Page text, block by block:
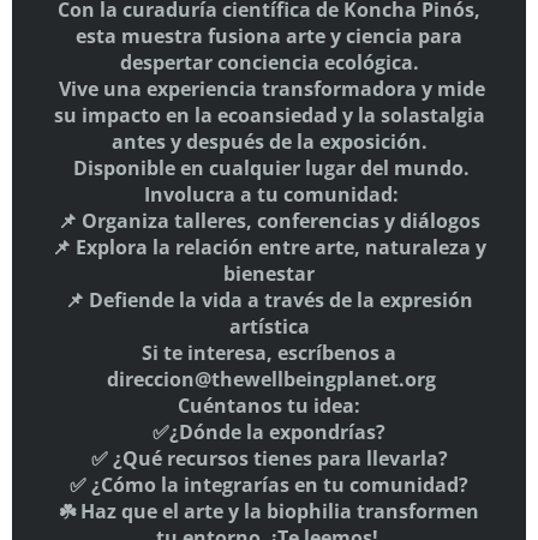
THE WELLBEING PLANET
E-mail:info@elgiro.org
Aquí
SÍGUENOS